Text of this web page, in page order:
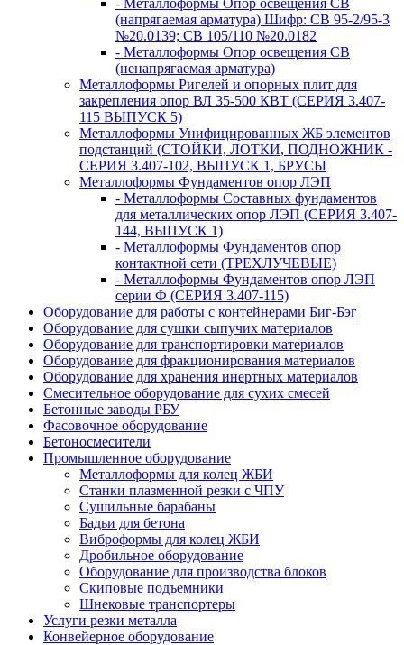
- Металлоформы Опор освещения СВ
(напрягаемая арматура) Шифр: СВ 95-2/95-3
№20.0139; СВ 105/110 №20.0182
- Металлоформы Опор освещения СВ
(ненапрягаемая арматура)
Металлоформы Ригелей и опорных плит для
закрепления опор ВЛ 35-500 КВТ (СЕРИЯ 3.407-
115 ВЫПУСК 5)
Металлоформы Унифицированных ЖБ элементов
подстанций (СТОЙКИ, ЛОТКИ, ПОДНОЖНИК -
СЕРИЯ 3.407-102, ВЫПУСК 1, БРУСЫ
Металлоформы Фундаментов опор ЛЭП
- Металлоформы Составных фундаментов
для металлических опор ЛЭП (СЕРИЯ 3.407-
144, ВЫПУСК 1)
- Металлоформы Фундаментов опор
контактной сети (ТРЕХЛУЧЕВЫЕ)
- Металлоформы Фундаментов опор ЛЭП
серии Ф (СЕРИЯ 3.407-115)
Оборудование для работы с контейнерами Биг-Бэг
Оборудование для сушки сыпучих материалов
Оборудование для транспортировки материалов
Оборудование для фракционирования материалов
Оборудование для хранения инертных материалов
Смесительное оборудование для сухих смесей
Бетонные заводы РБУ
Фасовочное оборудование
Бетоносмесители
Промышленное оборудование
Металлоформы для колец ЖБИ
Станки плазменной резки с ЧПУ
Сушильные барабаны
Бадьи для бетона
Виброформы для колец ЖБИ
Дробильное оборудование
Оборудование для производства блоков
Скиповые подъемники
Шнековые транспортеры
Услуги резки металла
Конвейерное оборудование